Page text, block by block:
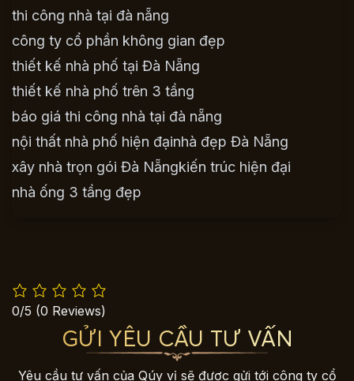
thi công nhà tại đà nẵng
công ty cổ phần không gian đẹp
thiết kế nhà phố tại Đà Nẵng
thiết kế nhà phố trên 3 tầng
báo giá thi công nhà tại đà nẵng
nội thất nhà phố hiện đạinhà đẹp Đà Nẵng
xây nhà trọn gói Đà Nẵngkiến trúc hiện đại
nhà ống 3 tầng đẹp
0/5 (0 Reviews)
GỬI YÊU CẦU TƯ VẤN
Yêu cầu tư vấn của Qúy vị sẽ được gửi tới công ty cổ